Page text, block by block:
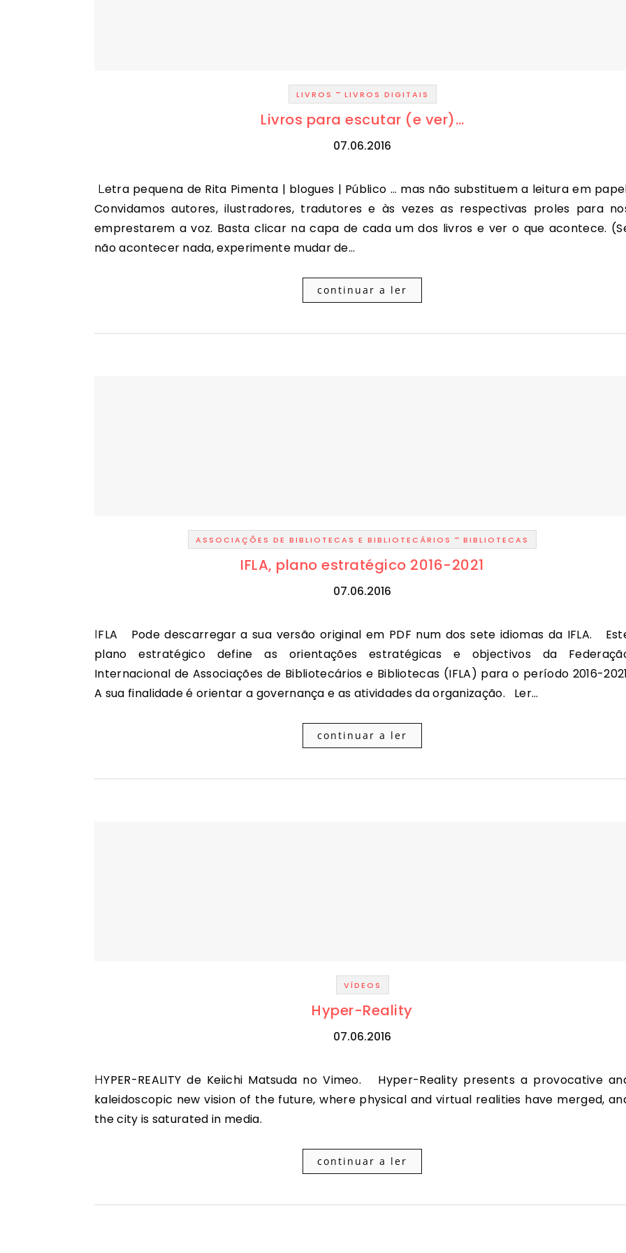
LIVROS - LIVROS DIGITAIS
Livros para escutar (e ver)…
07.06.2016
Letra pequena de Rita Pimenta | blogues | Público … mas não substituem a leitura em papel.
Convidamos autores, ilustradores, tradutores e às vezes as respectivas proles para
emprestarem a voz. Basta clicar na capa de cada um dos livros e ver o que acontece.
não acontecer nada, experimente mudar de…
continuar a ler
ASSOCIAÇÕES DE BIBLIOTECAS E BIBLIOTECÁRIOS - BIBLIOTECAS
IFLA, plano estratégico 2016-2021
07.06.2016
IFLA Pode descarregar a sua versão original em PDF num dos sete idiomas da IFLA. Este
plano estratégico define as orientações estratégicas e objectivos da
Internacional de Associações de Bibliotecários e Bibliotecas (IFLA) para o período 2016-
A sua finalidade é orientar a governança e as atividades da organização. Ler…
continuar a ler
VÍDEOS
Hyper-Reality
07.06.2016
HYPER-REALITY de Keiichi Matsuda no Vimeo. Hyper-Reality presents a provocative and
kaleidoscopic new vision of the future, where physical and virtual realities have merged,
the city is saturated in media.
continuar a ler